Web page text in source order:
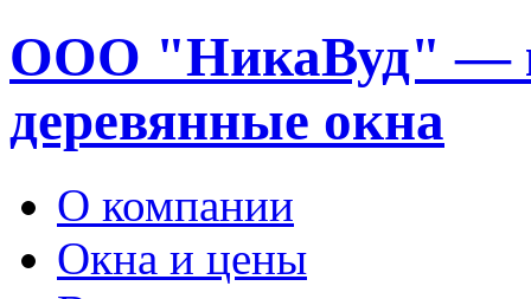
ООО "НикаВуд" —
деревянные окна
О компании
Окна и цены